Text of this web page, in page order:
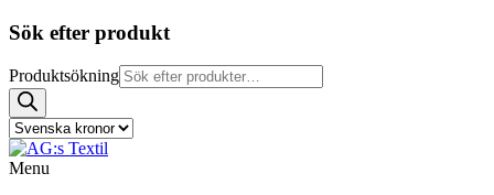
Sök efter produkt
Produktsökning
Menu